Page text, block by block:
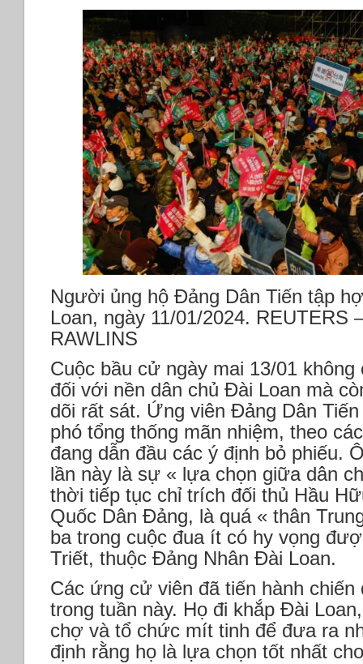
Người ủng hộ Đảng Dân Tiến tập
Loan, ngày 11/01/2024. REUTERS
RAWLINS
Cuộc bầu cử ngày mai 13/01
đối với nền dân chủ Đài Loan mà
dõi rất sát. Ứng viên Đảng Dân
phó tổng thống mãn nhiệm, theo
đang dẫn đầu các ý định bỏ phiếu.
lần này là sự « lựa chọn giữa dân
thời tiếp tục chỉ trích đối thủ Hầu
Quốc Dân Đảng, là quá « thân
ba trong cuộc đua ít có hy vọng
Triết, thuộc Đảng Nhân Đài Loan.
Các ứng cử viên đã tiến hành
trong tuần này. Họ đi khắp Đài
chợ và tổ chức mít tinh để đưa ra
định rằng họ là lựa chọn tốt nhất